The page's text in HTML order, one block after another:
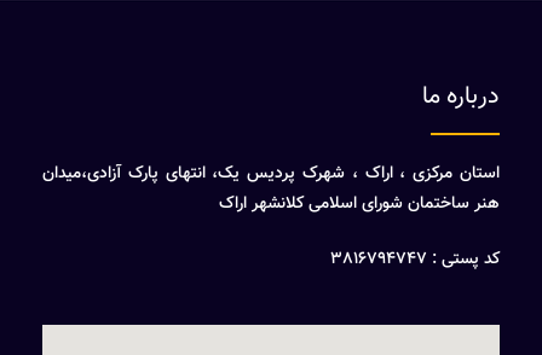
درباره ما
استان مرکزی ، اراک ، شهرک پردیس یک، انتهای پارک آزادی،میدان
هنر ساختمان شورای اسلامی کلانشهر اراک
کد پستی : 3816794747